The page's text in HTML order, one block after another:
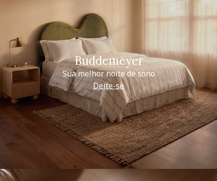
Buddemeyer
Sua melhor noite de sono
Deite-se